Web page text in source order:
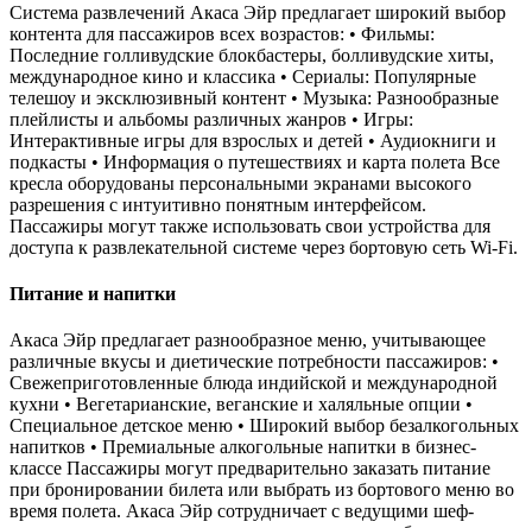
Система развлечений Акаса Эйр предлагает широкий выбор
контента для пассажиров всех возрастов: • Фильмы:
Последние голливудские блокбастеры, болливудские хиты,
международное кино и классика • Сериалы: Популярные
телешоу и эксклюзивный контент • Музыка: Разнообразные
плейлисты и альбомы различных жанров • Игры:
Интерактивные игры для взрослых и детей • Аудиокниги и
подкасты • Информация о путешествиях и карта полета Все
кресла оборудованы персональными экранами высокого
разрешения с интуитивно понятным интерфейсом.
Пассажиры могут также использовать свои устройства для
доступа к развлекательной системе через бортовую сеть Wi-Fi.
Питание и напитки
Акаса Эйр предлагает разнообразное меню, учитывающее
различные вкусы и диетические потребности пассажиров: •
Свежеприготовленные блюда индийской и международной
кухни • Вегетарианские, веганские и халяльные опции •
Специальное детское меню • Широкий выбор безалкогольных
напитков • Премиальные алкогольные напитки в бизнес-
классе Пассажиры могут предварительно заказать питание
при бронировании билета или выбрать из бортового меню во
время полета. Акаса Эйр сотрудничает с ведущими шеф-